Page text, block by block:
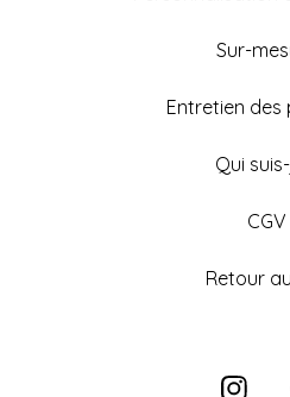
Sur-
Entretien des
Qui
CGV
Retour